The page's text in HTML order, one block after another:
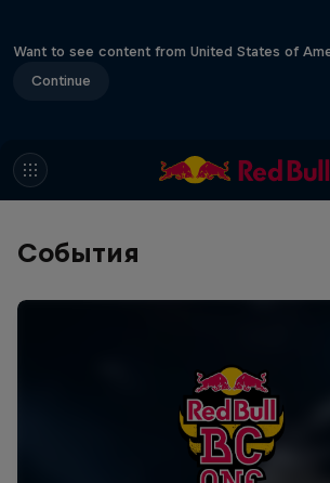
Want to see content from United States of
Continue
События